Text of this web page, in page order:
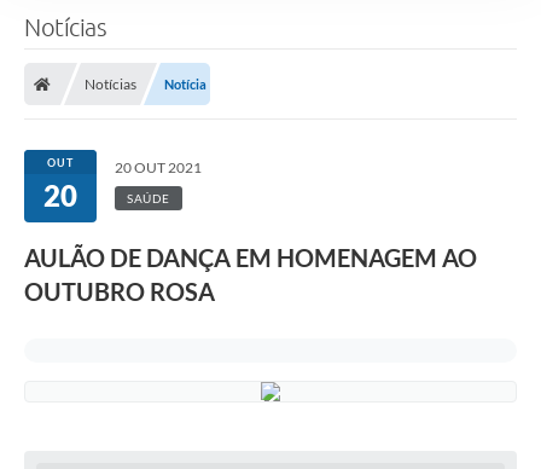
Notícias
Notícias Notícia
OUT
20
20 OUT 2021
SAÚDE
AULÃO DE DANÇA EM HOMENAGEM AO
OUTUBRO ROSA